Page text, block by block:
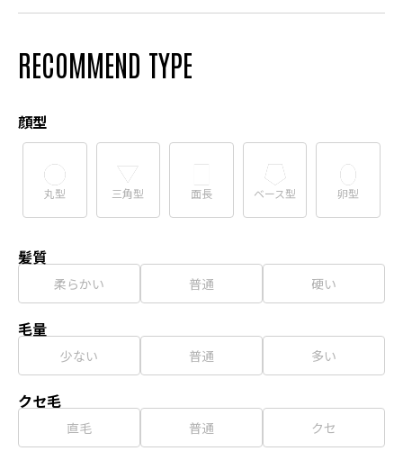
RECOMMEND TYPE
顔型
丸型 三角型 面長 ベース型 卵型
髪質
柔らかい 普通 硬い
毛量
少ない 普通 多い
クセ毛
直毛 普通 クセ